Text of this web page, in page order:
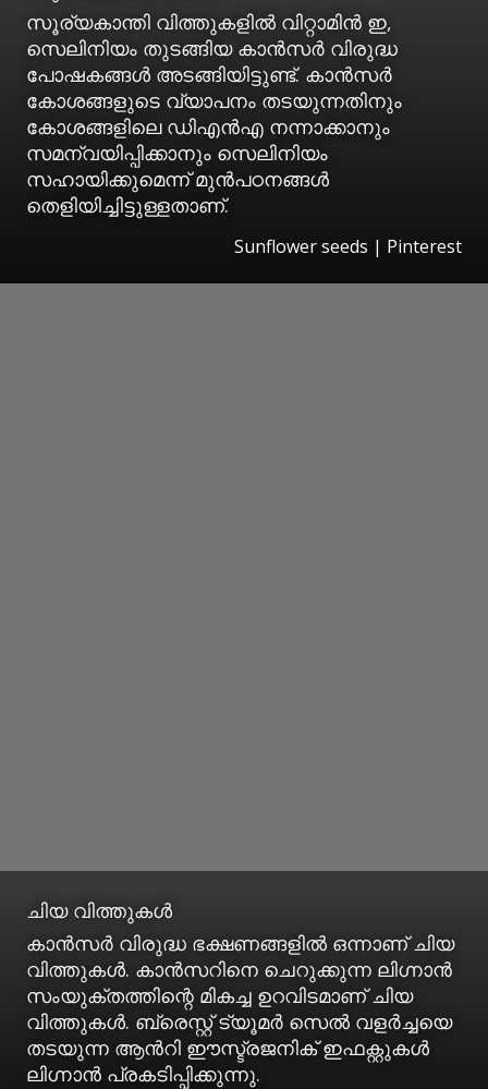
സൂര്യകാന്തി വിത്തുകളിൽ വിറ്റാമിൻ ഇ,
സെലിനിയം തുടങ്ങിയ കാൻസർ വിരുദ്ധ
പോഷകങ്ങൾ അടങ്ങിയിട്ടുണ്ട്. കാൻസർ
കോശങ്ങളുടെ വ്യാപനം തടയുന്നതിനും
കോശങ്ങളിലെ ഡിഎൻഎ നന്നാക്കാനും
സമന്വയിപ്പിക്കാനും സെലിനിയം
സഹായിക്കുമെന്ന് മുൻപഠനങ്ങൾ
തെളിയിച്ചിട്ടുള്ളതാണ്.
Sunflower seeds | Pinterest
ചിയ വിത്തുകൾ
കാൻസർ വിരുദ്ധ ഭക്ഷണങ്ങളിൽ ഒന്നാണ് ചിയ
വിത്തുകൾ. കാൻസറിനെ ചെറുക്കുന്ന ലി​ഗ്നാൻ
സംയുക്തത്തിന്റെ മികച്ച ഉറവിടമാണ് ചിയ
വിത്തുകൾ. ബ്രെസ്റ്റ് ട്യൂമർ സെൽ വളർച്ചയെ
തടയുന്ന ആൻറി ഈസ്ട്രജനിക് ഇഫക്റ്റുകൾ
ലിഗ്നാൻ പ്രകടിപ്പിക്കുന്നു.